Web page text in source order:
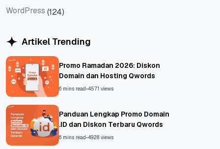
WordPress (124)
Artikel Trending
Promo Ramadan 2026: Diskon
Domain dan Hosting Qwords
6 mins read •4571 views
Panduan Lengkap Promo Domain
.ID dan Diskon Terbaru Qwords
6 mins read •4928 views